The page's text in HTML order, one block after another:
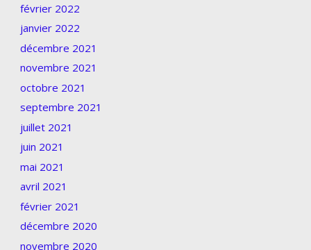
février 2022
janvier 2022
décembre 2021
novembre 2021
octobre 2021
septembre 2021
juillet 2021
juin 2021
mai 2021
avril 2021
février 2021
décembre 2020
novembre 2020